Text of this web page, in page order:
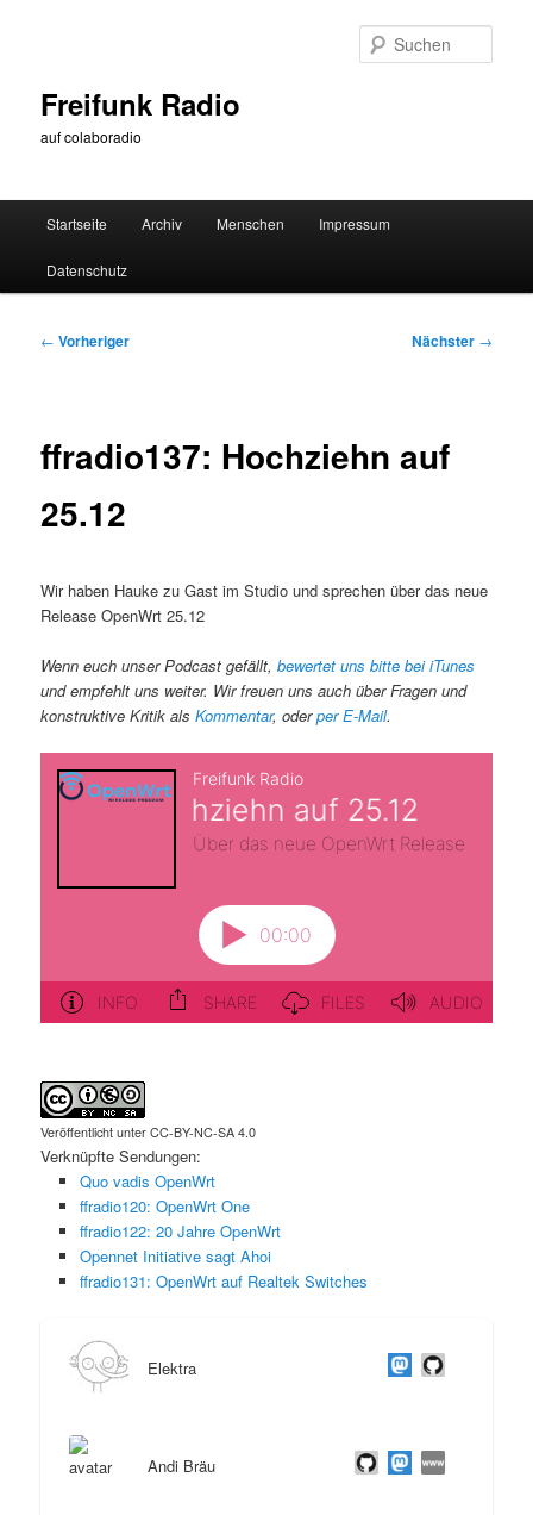
Freifunk Radio
auf colaboradio
Startseite Archiv Menschen Impressum
Datenschutz
Beitragsnavigation
← Vorheriger Nächster →
ffradio137: Hochziehn auf
25.12
Wir haben Hauke zu Gast im Studio und sprechen über das neue
Release OpenWrt 25.12
Wenn euch unser Podcast gefällt,bewertet uns bitte bei iTunes
und empfehlt uns weiter. Wir freuen uns auch über Fragen und
konstruktive Kritik alsKommentar, oderper E-Mail.
Veröffentlicht unter CC-BY-NC-SA 4.0
Verknüpfte Sendungen:
Quo vadis OpenWrt
ffradio120: OpenWrt One
ffradio122: 20 Jahre OpenWrt
Opennet Initiative sagt Ahoi
ffradio131: OpenWrt auf Realtek Switches
Elektra
Andi Bräu